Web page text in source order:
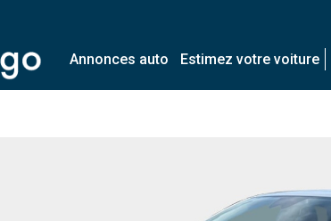
Annonces auto Estimez votre voiture